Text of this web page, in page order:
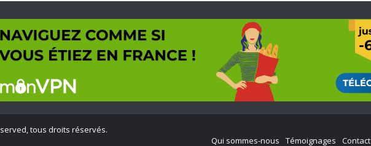
tous droits réservés.
Qui sommes-nous
Témoignages Contact